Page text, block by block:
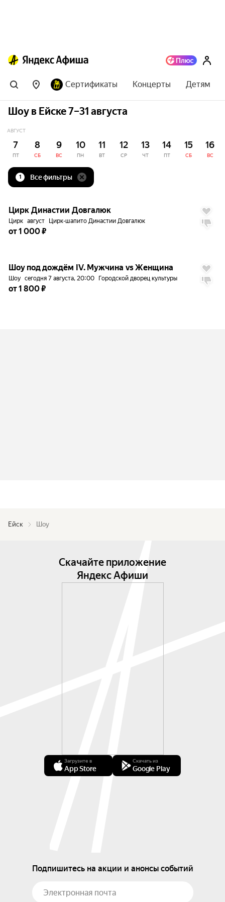
Сертификаты Концерты Детям
Шоу в Ейске 7–31 августа
АВГУСТ
7
ПТ
8
СБ
9
ВС
10
ПН
11
ВТ
12
СР
13
ЧТ
14
ПТ
15
СБ
16
ВС
1 Все фильтры
8.9
Цирк Династии Довгалюк
Цирк август Цирк-шапито Династии Довгалюк
от 1 000 ₽
8.9
Шоу под дождём IV. Мужчина vs Женщина
Шоу сегодня 7 августа, 20:00 Городской дворец культуры
от 1 800 ₽
Ейск Шоу
Скачайте приложение
Яндекс Афиши
Загрузите в
App Store
Скачать из
Google Play
Подпишитесь на акции и анонсы событий